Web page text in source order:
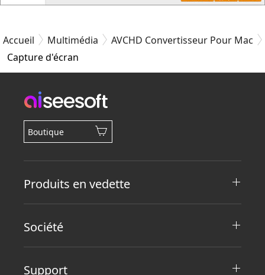
Accueil Multimédia
AVCHD Convertisseur Pour Mac
Capture d'écran
Boutique
Produits en vedette
Société
Support